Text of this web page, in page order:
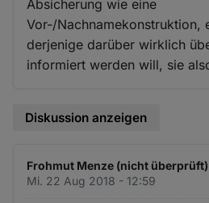
Absicherung wie eine
Vor-/Nachnamekonstruktion,
derjenige darüber wirklich
informiert werden will, sie
Diskussion anzeigen
Frohmut Menze (nicht überprüft)
Mi. 22 Aug 2018 - 12:59